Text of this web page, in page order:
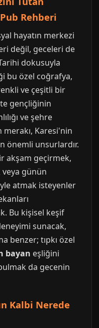
Rehberi
hayatın merkezi
değil, geceleri de
dokusuyla
bu özel coğrafya,
ve çeşitli bir
gençliğinin
ve şehre
merakı, Karesi'nin
önemli unsurlardır.
akşam geçirmek,
günün
atmak isteyenler
Bu kişisel keşif
sunacak,
benzer; tıpkı özel
bayan eşliğini
da gecenin
Kalbi Nerede